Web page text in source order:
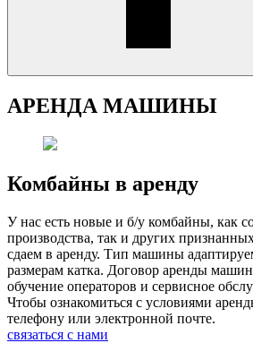
АРЕНДА МАШИНЫ
Комбайны в аренду
У нас есть новые и б/у комбайны, как
производства, так и других
сдаем в аренду. Тип машины
размерам катка. Договор аренды
обучение операторов и сервисное
Чтобы ознакомиться с условиями
телефону или электронной почте.
связаться с нами